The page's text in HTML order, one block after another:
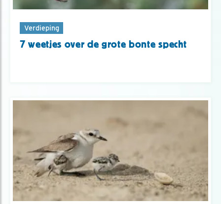
Verdieping
7 weetjes over de grote bonte specht